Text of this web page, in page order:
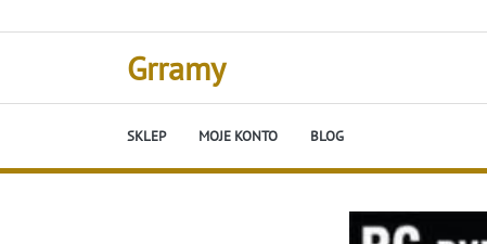
to
Grramy
SKLEP MOJE KONTO BLOG